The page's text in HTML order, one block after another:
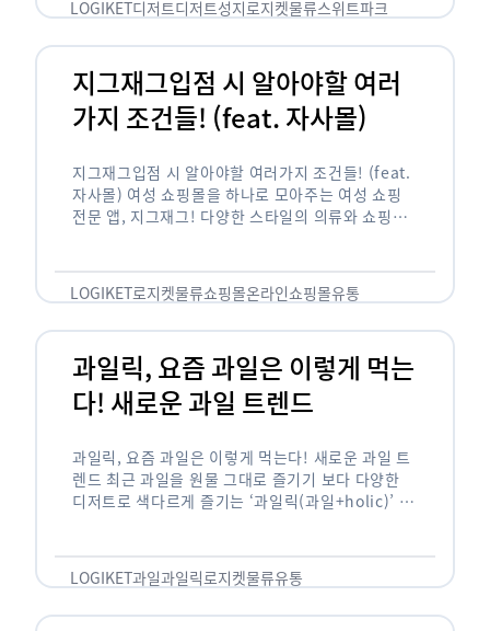
LOGIKET디저트디저트성지로지켓물류스위트파크
지그재그입점 시 알아야할 여러
가지 조건들! (feat. 자사몰)
지그재그입점 시 알아야할 여러가지 조건들! (feat.
자사몰) 여성 쇼핑몰을 하나로 모아주는 여성 쇼핑
전문 앱, 지그재그! 다양한 스타일의 의류와 쇼핑몰
LOGIKET로지켓물류쇼핑몰온라인쇼핑몰유통
과일릭, 요즘 과일은 이렇게 먹는
다! 새로운 과일 트렌드
과일릭, 요즘 과일은 이렇게 먹는다! 새로운 과일 트
렌드 최근 과일을 원물 그대로 즐기기 보다 다양한
디저트로 색다르게 즐기는 ‘과일릭(과일+holic)’ 트
…
LOGIKET과일과일릭로지켓물류유통